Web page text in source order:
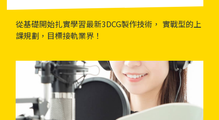
從基礎開始扎實學習最新3DCG製作技術， 實戰型的上
課規劃，目標接軌業界！